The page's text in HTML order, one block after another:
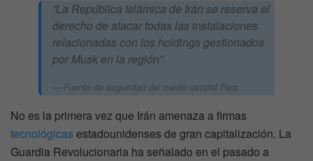
“La República Islámica de Irán se reserva el
derecho de atacar todas las instalaciones
relacionadas con los holdings gestionados
por Musk en la región”.
Fuente de seguridad del medio estatal Fars.
No es la primera vez que Irán amenaza a firmas
tecnológicasestadounidenses de gran capitalización. La
Guardia Revolucionaria ha señalado en el pasado a